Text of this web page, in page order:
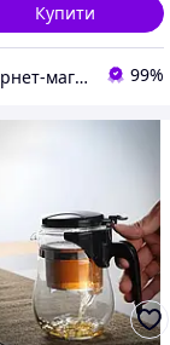
Купити
Інтернет-магазин TopPosud 99%